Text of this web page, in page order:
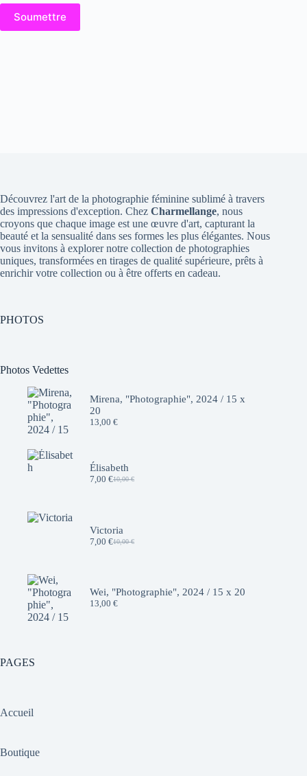
Soumettre
Découvrez l'art de la photographie féminine sublimé à travers
des impressions d'exception. Chez Charmellange, nous
croyons que chaque image est une œuvre d'art, capturant la
beauté et la sensualité dans ses formes les plus élégantes. Nous
vous invitons à explorer notre collection de photographies
uniques, transformées en tirages de qualité supérieure, prêts à
enrichir votre collection ou à être offerts en cadeau.
PHOTOS
Photos Vedettes
Mirena, "Photographie", 2024 / 15 x
20
13,00 €
Élisabeth
10,00€
Le
10,00 €.
7,00 €Le
7,00 €.
Victoria
10,00€
Le
10,00 €.
7,00 €Le
7,00 €.
Wei, "Photographie", 2024 / 15 x 20
13,00 €
PAGES
Accueil
Boutique